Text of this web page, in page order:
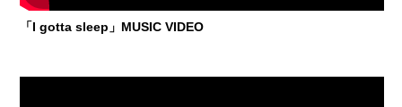
「I gotta sleep」MUSIC VIDEO